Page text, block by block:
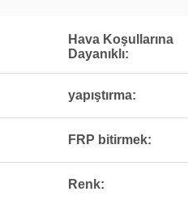
Hava Koşullarına
Dayanıklı:
yapıştırma:
FRP bitirmek:
Renk: